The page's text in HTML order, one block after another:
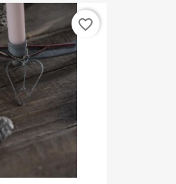
favorite_border